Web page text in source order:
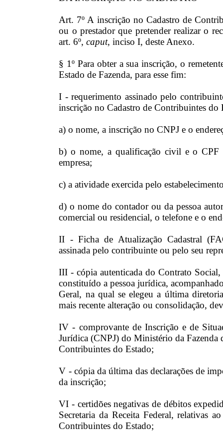
Art. 7º A inscrição no Cadastro de
ou o prestador que pretender realizar o
art. 6º,caput, inciso I, deste Anexo.
§ 1º Para obter a sua inscrição, o
Estado de Fazenda, para esse fim:
I - requerimento assinado pelo
inscrição no Cadastro de Contribuintes do
a) o nome, a inscrição no CNPJ e o
b) o nome, a qualificação civil e o CPF
empresa;
c) a atividade exercida pelo
d) o nome do contador ou da pessoa
comercial ou residencial, o telefone e o
II - Ficha de Atualização Cadastral
assinada pelo contribuinte ou pelo seu
III - cópia autenticada do Contrato
constituído a pessoa jurídica,
Geral, na qual se elegeu a última
mais recente alteração ou consolidação,
IV - comprovante de Inscrição e de
Jurídica (CNPJ) do Ministério da Fazenda
Contribuintes do Estado;
V - cópia da última das declarações de
da inscrição;
VI - certidões negativas de débitos
Secretaria da Receita Federal, relativas
Contribuintes do Estado;